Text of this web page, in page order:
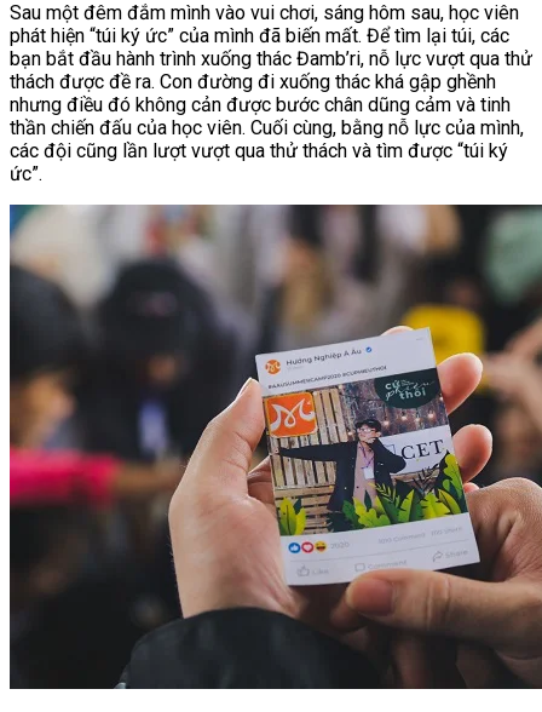
Sau một đêm đắm mình vào vui chơi, sáng hôm sau, học viên
phát hiện “túi ký ức” của mình đã biến mất. Để tìm lại túi, các
bạn bắt đầu hành trình xuống thác Đamb’ri, nỗ lực vượt qua thử
thách được đề ra. Con đường đi xuống thác khá gập ghềnh
nhưng điều đó không cản được bước chân dũng cảm và tinh
thần chiến đấu của học viên. Cuối cùng, bằng nỗ lực của mình,
các đội cũng lần lượt vượt qua thử thách và tìm được “túi ký
ức”.